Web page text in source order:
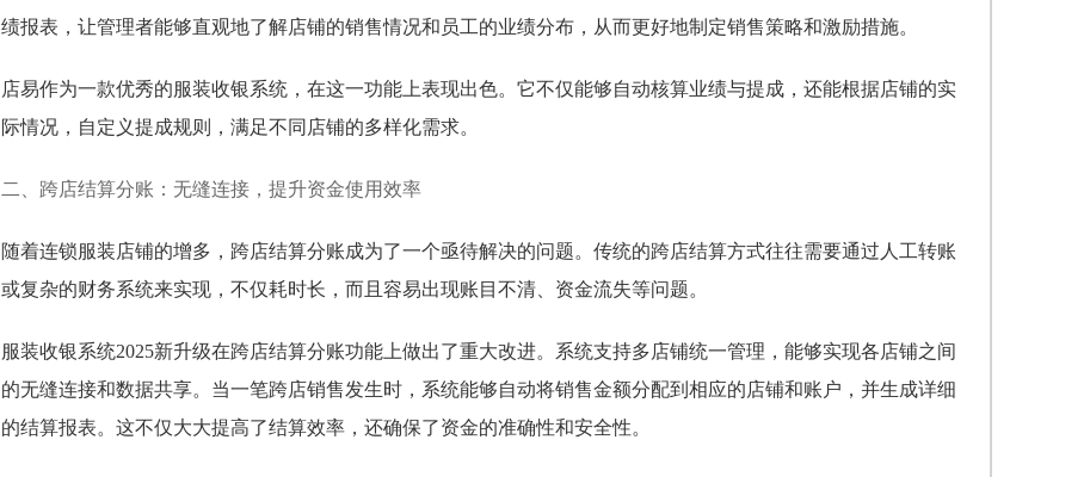
绩报表，让管理者能够直观地了解店铺的销售情况和员工的业绩分布，从而更好地制定销售策略和激励措施。
店易作为一款优秀的服装收银系统，在这一功能上表现出色。它不仅能够自动核算业绩与提成，还能根据店铺的实
际情况，自定义提成规则，满足不同店铺的多样化需求。
二、跨店结算分账：无缝连接，提升资金使用效率
随着连锁服装店铺的增多，跨店结算分账成为了一个亟待解决的问题。传统的跨店结算方式往往需要通过人工转账
或复杂的财务系统来实现，不仅耗时长，而且容易出现账目不清、资金流失等问题。
服装收银系统2025新升级在跨店结算分账功能上做出了重大改进。系统支持多店铺统一管理，能够实现各店铺之间
的无缝连接和数据共享。当一笔跨店销售发生时，系统能够自动将销售金额分配到相应的店铺和账户，并生成详细
的结算报表。这不仅大大提高了结算效率，还确保了资金的准确性和安全性。